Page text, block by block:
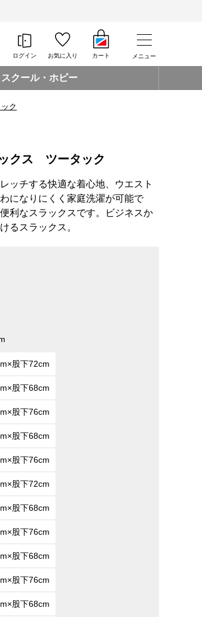
ログイン お気に入り カート メニュー
スクール・ホビー
ク
クス ツータック
ッチする快適な着心地、ウエスト
になりにくく家庭洗濯が可能で
利なスラックスです。ビジネスか
るスラックス。
股下72cm
股下68cm
股下76cm
股下68cm
股下76cm
股下72cm
股下68cm
股下76cm
股下68cm
股下76cm
股下68cm